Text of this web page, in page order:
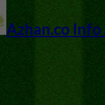
Azhan.co Info